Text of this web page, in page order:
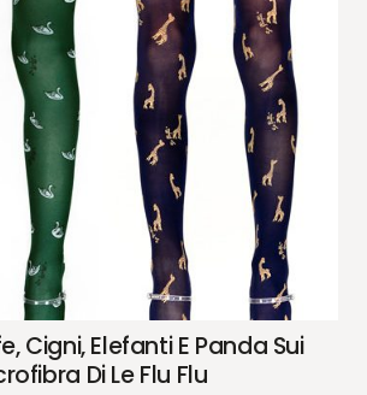
Cigni, Elefanti E Panda Sui
Di Le Flu Flu